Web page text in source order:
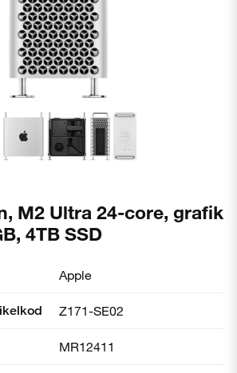
M2 Ultra 24-core, grafik
4TB SSD
Apple
Z171-SE02
MR12411